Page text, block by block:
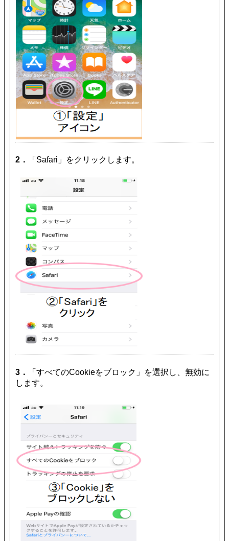
2． 「Safari」をクリックします。
3．
「すべてのCookieをブロック」を選択し、無効に
します。